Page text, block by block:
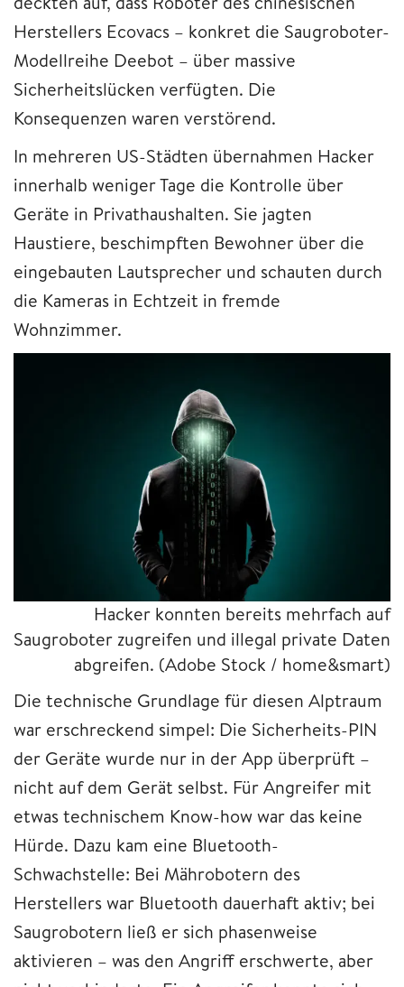
Herstellers Ecovacs – konkret die Saugroboter-
Modellreihe Deebot – über massive
Sicherheitslücken verfügten. Die
Konsequenzen waren verstörend.
In mehreren US-Städten übernahmen Hacker
innerhalb weniger Tage die Kontrolle über
Geräte in Privathaushalten. Sie jagten
Haustiere, beschimpften Bewohner über die
eingebauten Lautsprecher und schauten durch
die Kameras in Echtzeit in fremde
Wohnzimmer.
Hacker konnten bereits mehrfach auf
Saugroboter zugreifen und illegal private Daten
abgreifen. (Adobe Stock / home&smart)
Die technische Grundlage für diesen Alptraum
war erschreckend simpel: Die Sicherheits-PIN
der Geräte wurde nur in der App überprüft –
nicht auf dem Gerät selbst. Für Angreifer mit
etwas technischem Know-how war das keine
Hürde. Dazu kam eine Bluetooth-
Schwachstelle: Bei Mährobotern des
Herstellers war Bluetooth dauerhaft aktiv; bei
Saugrobotern ließ er sich phasenweise
aktivieren – was den Angriff erschwerte, aber